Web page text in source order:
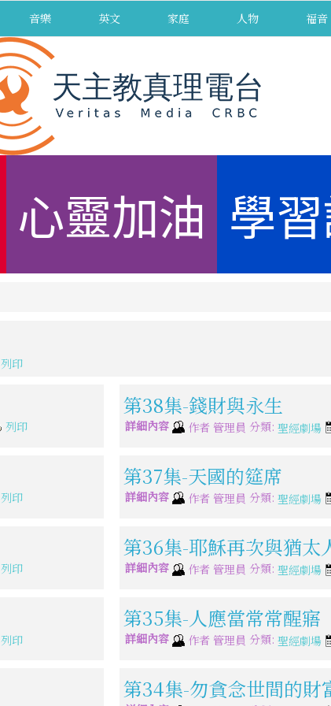
音樂 英文 家庭 人物 福音
心靈加油 學
列印
列印
第38集-錢財與永生
詳細內容 作者 管理員 分類: 聖經劇場
列印
第37集-天國的筵席
詳細內容 作者 管理員 分類: 聖經劇場
列印
第36集-耶穌再次與猶太
詳細內容 作者 管理員 分類: 聖經劇場
列印
第35集-人應當常常醒寤
詳細內容 作者 管理員 分類: 聖經劇場
第34集-勿貪念世間的財